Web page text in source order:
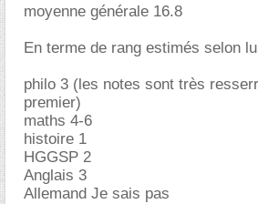
moyenne générale 16.8
En terme de rang estimés selon
philo 3 (les notes sont très
premier)
maths 4-6
histoire 1
HGGSP 2
Anglais 3
Allemand Je sais pas